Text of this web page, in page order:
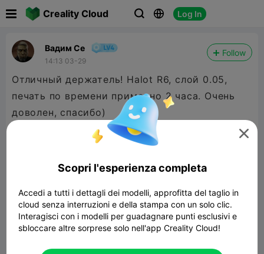
Creality Cloud   Log In
Вадим Се
14:13 03-29
Follow
Отличный держатель! Halot R6, слой 0.05,
печать по времени примерно 2 часа. Очень
доволен, спасибо)

Scopri l'esperienza completa
Accedi a tutti i dettagli dei modelli, approfitta del taglio in
cloud senza interruzioni e della stampa con un solo clic.
Interagisci con i modelli per guadagnare punti esclusivi e
sbloccare altre sorprese solo nell'app Creality Cloud!